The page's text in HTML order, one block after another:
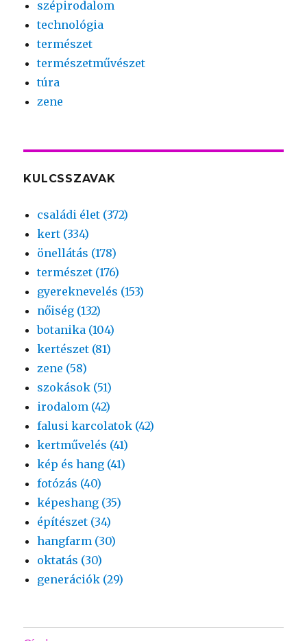
szépirodalom
technológia
természet
természetművészet
túra
zene
KULCSSZAVAK
családi élet (372)
kert (334)
önellátás (178)
természet (176)
gyereknevelés (153)
nőiség (132)
botanika (104)
kertészet (81)
zene (58)
szokások (51)
irodalom (42)
falusi karcolatok (42)
kertművelés (41)
kép és hang (41)
fotózás (40)
képeshang (35)
építészet (34)
hangfarm (30)
oktatás (30)
generációk (29)